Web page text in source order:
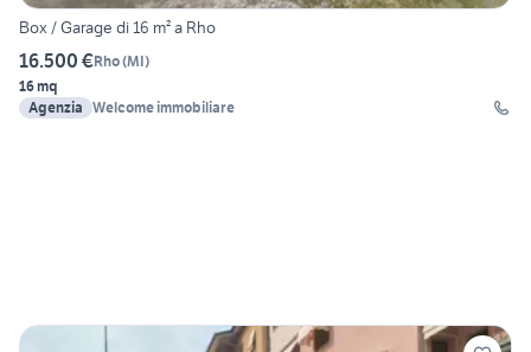
Box / Garage di 16 m² a Rho
16.500 €Rho(MI)
16 mq
Agenzia Welcome immobiliare